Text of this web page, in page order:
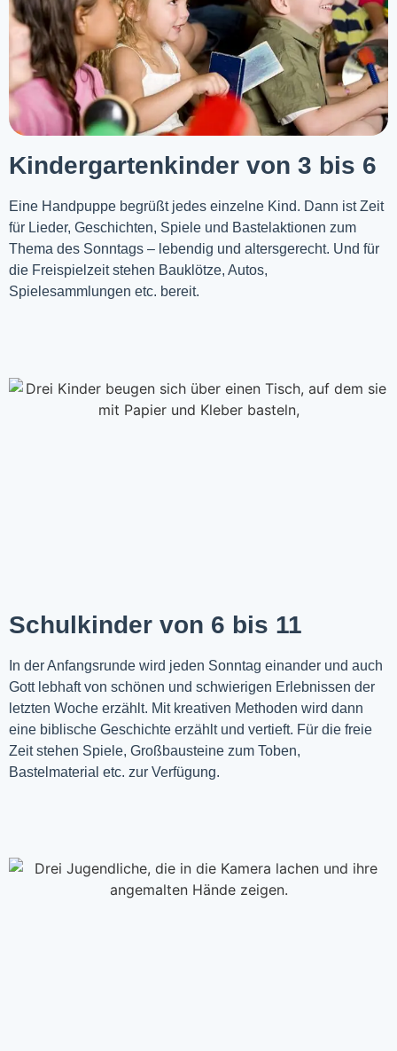
Kindergartenkinder von 3 bis 6
Eine Handpuppe begrüßt jedes einzelne Kind. Dann ist Zeit
für Lieder, Geschichten, Spiele und Bastelaktionen zum
Thema des Sonntags – lebendig und altersgerecht. Und für
die Freispielzeit stehen Bauklötze, Autos,
Spielesammlungen etc. bereit.
Schulkinder von 6 bis 11
In der Anfangsrunde wird jeden Sonntag einander und auch
Gott lebhaft von schönen und schwierigen Erlebnissen der
letzten Woche erzählt. Mit kreativen Methoden wird dann
eine biblische Geschichte erzählt und vertieft. Für die freie
Zeit stehen Spiele, Großbausteine zum Toben,
Bastelmaterial etc. zur Verfügung.